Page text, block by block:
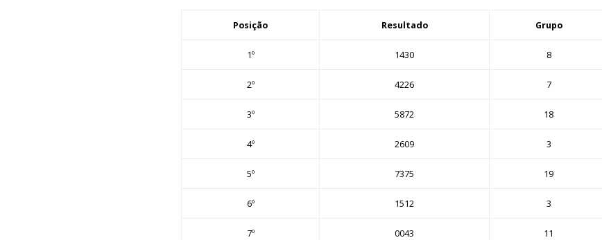
Posição Resultado Grupo
1º 1430 8
2º 4226 7
3º 5872 18
4º 2609 3
5º 7375 19
6º 1512 3
7º 0043 11